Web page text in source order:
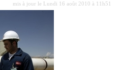
mis à jour le Lundi 16 août 2010 à 11h51